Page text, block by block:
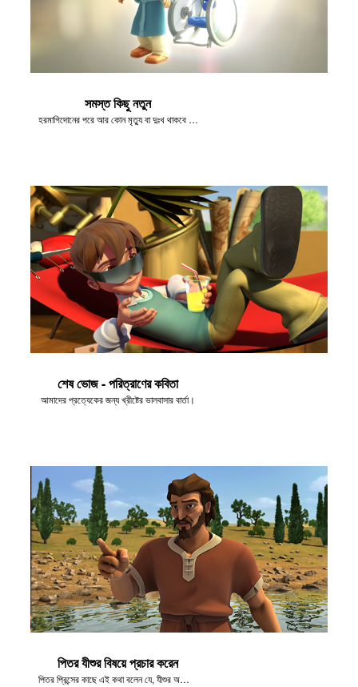
সমস্ত কিছু নতুন
হরমাগিদোনের পরে আর কোন মৃত্যু বা দুঃখ থাকবে না।
শেষ ভোজ - পরিত্রাণের কবিতা
আমাদের প্রত্যেকের জন্য খ্রীষ্টের ভালবাসার বার্তা।
পিতর যীশুর বিষয়ে প্রচার করেন
পিতর প্রিন্সের কাছে এই কথা বলেন যে, যীশুর অলৌকিক কাজগুলো ঈশ্বরের কাছ থেকে আসে।